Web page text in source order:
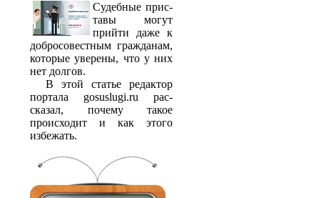
Судебные прис­
тавы могут
прийти даже к
добросовестным гражданам,
которые уверены, что у них
нет долгов.
В этой статье редактор
портала gosuslugi.ru рас­
сказал, почему такое
происходит и как этого
избежать.